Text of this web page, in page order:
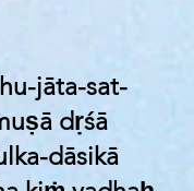
jāta-sat-
dṛśā
dāsikā